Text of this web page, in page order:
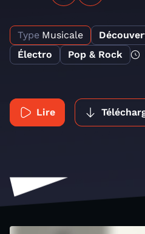
Type Musicale
Électro
Pop & Rock
Lire